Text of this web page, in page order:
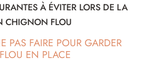
À ÉVITER LORS DE LA
CHIGNON FLOU
PAS FAIRE POUR GARDER
EN PLACE